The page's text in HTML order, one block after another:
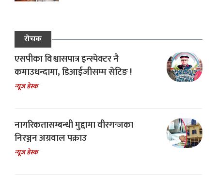
रोचक
एसपीका विश्वासपात्र इन्स्पेक्टर नै
कमाउधन्दामा, डिआईजीसम्म सेटिङ !
न्यूज डेस्क
नागरिकतासम्बन्धी मुद्दामा वीरगन्जका
निरञ्जन अग्रवाल पक्राउ
न्यूज डेस्क